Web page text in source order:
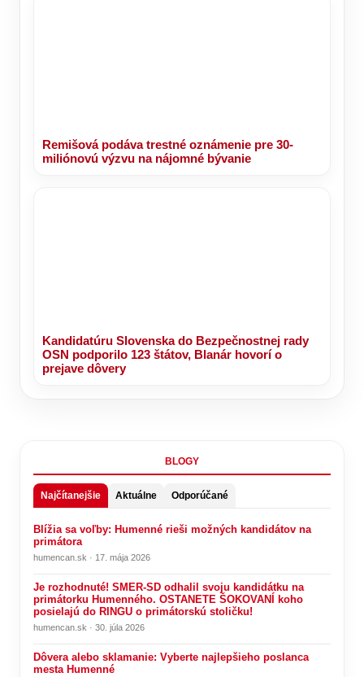
Remišová podáva trestné oznámenie pre 30-
miliónovú výzvu na nájomné bývanie
Kandidatúru Slovenska do Bezpečnostnej rady
OSN podporilo 123 štátov, Blanár hovorí o
prejave dôvery
BLOGY
Najčítanejšie Aktuálne Odporúčané
Blížia sa voľby: Humenné rieši možných kandidátov na
primátora
humencan.sk · 17. mája 2026
Je rozhodnuté! SMER-SD odhalil svoju kandidátku na
primátorku Humenného. OSTANETE ŠOKOVANÍ koho
posielajú do RINGU o primátorskú stoličku!
humencan.sk · 30. júla 2026
Dôvera alebo sklamanie: Vyberte najlepšieho poslanca
mesta Humenné